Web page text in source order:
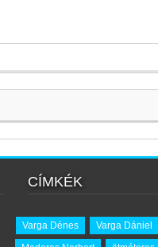
CÍMKÉK
Varga Dénes Varga Dániel